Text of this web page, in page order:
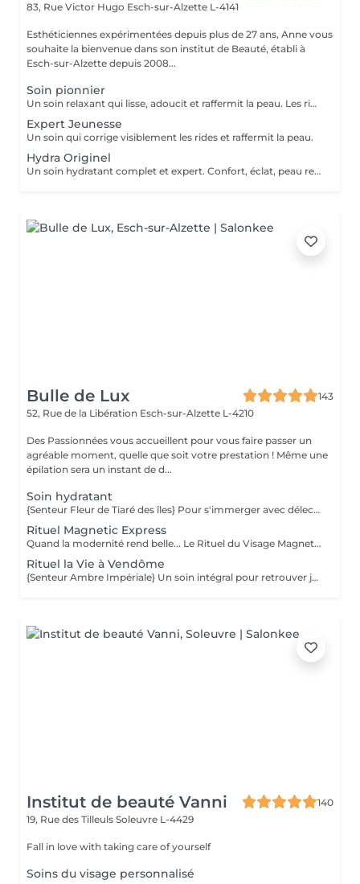
83, Rue Victor Hugo Esch-sur-Alzette L-4141
Esthéticiennes expérimentées depuis plus de 27 ans, Anne vous
souhaite la bienvenue dans son institut de Beauté, établi à
Esch-sur-Alzette depuis 2008...
Soin pionnier
Un soin relaxant qui lisse, adoucit et raffermit la peau. Les rides sont visiblement corrigées. Procure un nouvel éclat à la peau. Avec un modelage visage spécifique.
Expert Jeunesse
Un soin qui corrige visiblement les rides et raffermit la peau.
Hydra Originel
Un soin hydratant complet et expert. Confort, éclat, peau repulpée, peau reposée.
Bulle de Lux
143
52, Rue de la Libération Esch-sur-Alzette L-4210
Des Passionnées vous accueillent pour vous faire passer un
agréable moment, quelle que soit votre prestation ! Même une
épilation sera un instant de d...
Soin hydratant
{Senteur Fleur de Tiaré des îles} Pour s'immerger avec délectation dans un lagon d'hydratation intense... Un voyage enchanteur au cur des plus belles îles polynésiennes pour révéler votre beauté originelle. Alliance parfaite de sensorialité et d'efficacité, ce soin associe des textures gorgées d'actifs aux couleurs chatoyantes à des actifs haute performance pour inonder la peau de bien-être et lui procurer une sensation d'hydratation absolue. [Peau déshydratée.]
Rituel Magnetic Express
Quand la modernité rend belle... Le Rituel du Visage Magnetic Express est un gommage-massage du visage innovant grâce à ses particules aimantées. Il est idéal pour nettoyer et protéger rapidement votre peau des agressions extérieures. Votre peau retrouve éclat et nouvelle jeunesse. [Tout type de peaux.]
Rituel la Vie à Vendôme
{Senteur Ambre Impériale} Un soin intégral pour retrouver jeunesse et vitalité... Inspiré par la beauté à la Française, ce soin pour peau mature allie luxe et volupté. Un soin intense et profond qui réveille votre splendeur. Des textures exquises et élégantes, une fragrance singulière empreinte de grâce, des couleurs délicates et féériques et des actifs d'exception à l'instar du Caviar pour ravir l'épiderme. [Peau mature.]
Institut de beauté Vanni
140
19, Rue des Tilleuls Soleuvre L-4429
Fall in love with taking care of yourself
Soins du visage personnalisé